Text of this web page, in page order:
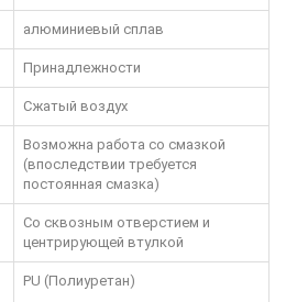
алюминиевый сплав
Принадлежности
Сжатый воздух
Возможна работа со смазкой
(впоследствии требуется
постоянная смазка)
Со сквозным отверстием и
центрирующей втулкой
PU (Полиуретан)